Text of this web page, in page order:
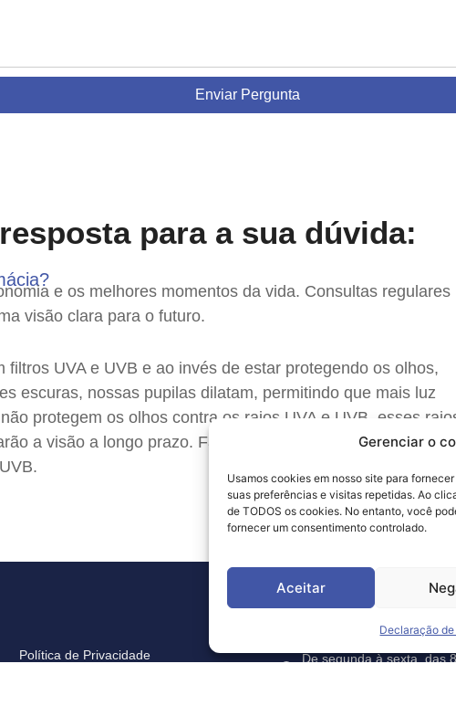
Gerenciar o
Usamos cookies em nosso site para
suas preferências e visitas repetidas. Ao
de TODOS os cookies. No entanto, você
fornecer um consentimento controlado.
Aceitar
Declaração
Enviar Pergunta
para a sua dúvida:
e os melhores momentos da vida. Consultas regulares
visão clara para o futuro.
UVA e UVB e ao invés de estar protegendo os olhos,
escuras, nossas pupilas dilatam, permitindo que mais luz
protegem os olhos contra os raios UVA e UVB, esses
a visão a longo prazo. Façam seus óculos em locais
Política de Privacidade
Horário de Atendimento
De segunda à sexta, das